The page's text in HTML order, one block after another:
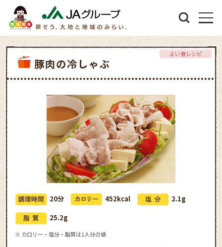
豚肉の冷しゃぶ
よい食レシピ
20分 452kcal
2.1g
25.2g
※ カロリー・塩分・脂質は1人分の値